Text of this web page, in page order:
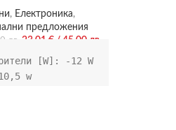
, Електроника,
предложения
лв. 23,01 € / 45,00 лв.
[W]: -12 W
w